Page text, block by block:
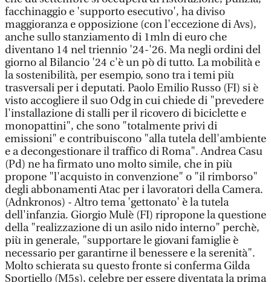
facchinaggio e 'supporto esecutivo', ha diviso
maggioranza e opposizione (con l'eccezione di Avs),
anche sullo stanziamento di 1mln di euro che
diventano 14 nel triennio '24-'26. Ma negli ordini del
giorno al Bilancio '24 c'è un pò di tutto. La mobilità e
la sostenibilità, per esempio, sono tra i temi più
trasversali per i deputati. Paolo Emilio Russo (FI) si è
visto accogliere il suo Odg in cui chiede di "prevedere
l'installazione di stalli per il ricovero di biciclette e
monopattini", che sono "totalmente privi di
emissioni" e contribuiscono "alla tutela dell'ambiente
e a decongestionare il traffico di Roma". Andrea Casu
(Pd) ne ha firmato uno molto simile, che in più
propone "l'acquisto in convenzione" o "il rimborso"
degli abbonamenti Atac per i lavoratori della Camera.
(Adnkronos) - Altro tema 'gettonato' è la tutela
dell'infanzia. Giorgio Mulè (FI) ripropone la questione
della "realizzazione di un asilo nido interno" perchè,
più in generale, "supportare le giovani famiglie è
necessario per garantirne il benessere e la serenità".
Molto schierata su questo fronte si conferma Gilda
Sportiello (M5s), celebre per essere diventata la prima